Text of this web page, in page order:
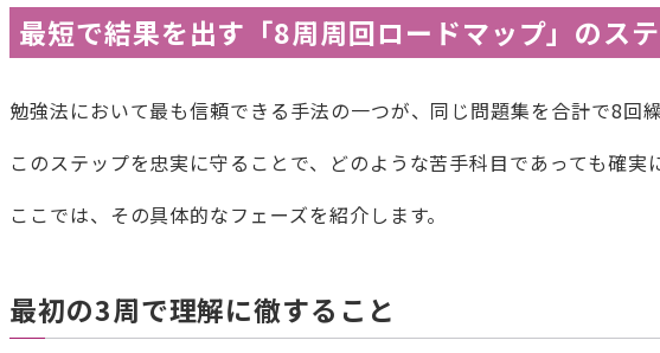
最短で結果を出す「8周周回ロードマップ」のス
勉強法において最も信頼できる手法の一つが、同じ問題集を合計で8回
このステップを忠実に守ることで、どのような苦手科目であっても確実
ここでは、その具体的なフェーズを紹介します。
最初の3周で理解に徹すること